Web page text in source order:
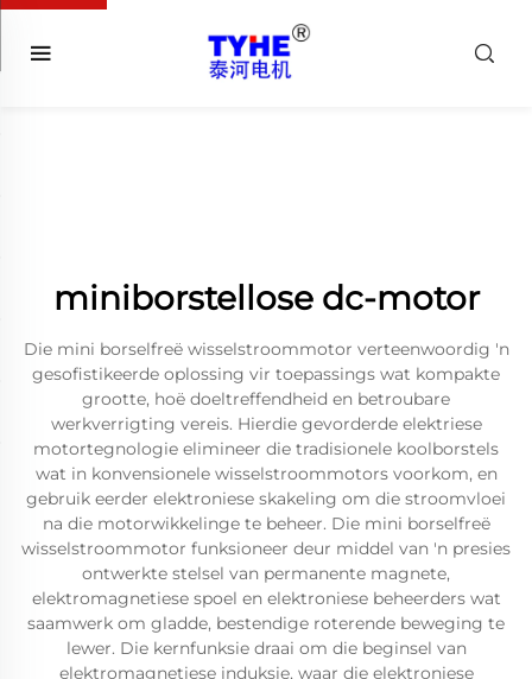
miniborstellose dc-motor
Die mini borselfreë wisselstroommotor verteenwoordig 'n
gesofistikeerde oplossing vir toepassings wat kompakte
grootte, hoë doeltreffendheid en betroubare
werkverrigting vereis. Hierdie gevorderde elektriese
motortegnologie elimineer die tradisionele koolborstels
wat in konvensionele wisselstroommotors voorkom, en
gebruik eerder elektroniese skakeling om die stroomvloei
na die motorwikkelinge te beheer. Die mini borselfreë
wisselstroommotor funksioneer deur middel van 'n presies
ontwerkte stelsel van permanente magnete,
elektromagnetiese spoel en elektroniese beheerders wat
saamwerk om gladde, bestendige roterende beweging te
lewer. Die kernfunksie draai om die beginsel van
elektromagnetiese induksie, waar die elektroniese